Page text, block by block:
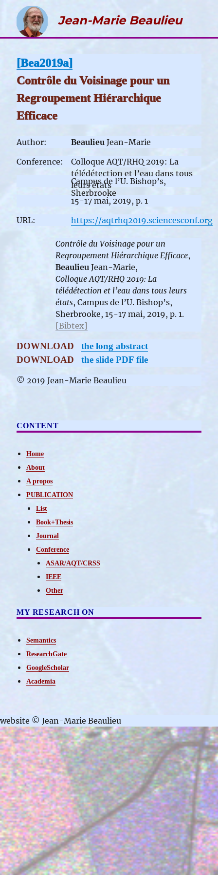
Jean-Marie Beaulieu
[Bea2019a]
Contrôle du Voisinage pour un
Regroupement Hiérarchique
Efficace
Author: Beaulieu Jean-Marie
Conference:
Colloque AQT/RHQ 2019: La
télédétection et l’eau dans tous
leurs états
Campus de l’U. Bishop’s,
Sherbrooke
15-17 mai, 2019, p. 1
URL:
https://aqtrhq2019.sciencesconf.org
Contrôle du Voisinage pour un
Regroupement Hiérarchique Efficace,
Beaulieu Jean-Marie,
Colloque AQT/RHQ 2019: La
télédétection et l’eau dans tous leurs
états, Campus de l’U. Bishop’s,
Sherbrooke, 15-17 mai, 2019, p. 1.
[Bibtex]
DOWNLOADthe long abstract
DOWNLOADthe slide PDF file
‪© 2019 Jean-Marie Beaulieu
CONTENT
Home
About
A propos
PUBLICATION
List
Book+Thesis
Journal
Conference
ASAR/AQT/CRSS
IEEE
Other
MY RESEARCH ON
Semantics
ResearchGate
GoogleScholar
Academia
website © Jean-Marie Beaulieu